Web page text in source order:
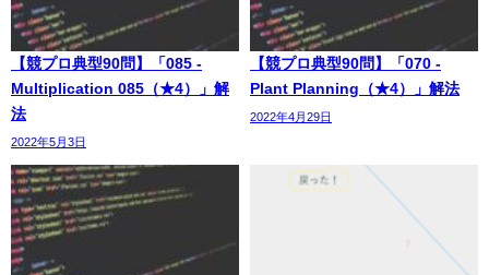
【競プロ典型90問】「085 -
Multiplication 085（★4）」解
法
2022年5月3日
【競プロ典型90問】「070 -
Plant Planning（★4）」解法
2022年4月29日